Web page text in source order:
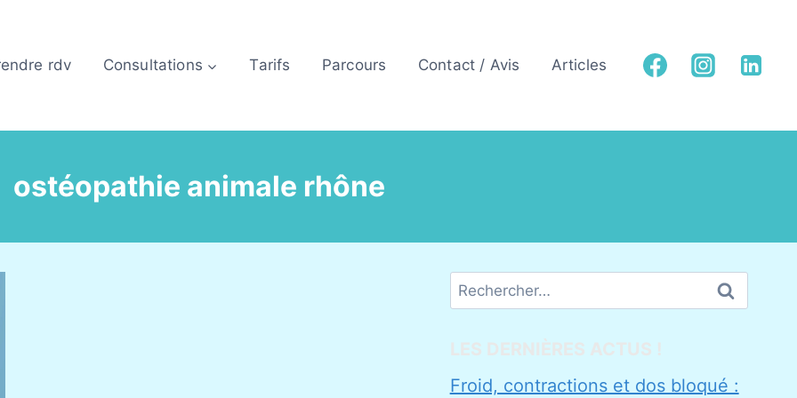
rdv Consultations Tarifs Parcours Contact / Avis Articles
ostéopathie animale rhône
Rechercher :
Froid, contractions et dos bloqué :